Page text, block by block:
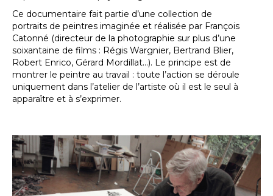
Ce documentaire fait partie d’une collection de
portraits de peintres imaginée et réalisée par François
Catonné (directeur de la photographie sur plus d’une
soixantaine de films : Régis Wargnier, Bertrand Blier,
Robert Enrico, Gérard Mordillat…). Le principe est de
montrer le peintre au travail : toute l’action se déroule
uniquement dans l’atelier de l’artiste où il est le seul à
apparaître et à s’exprimer.